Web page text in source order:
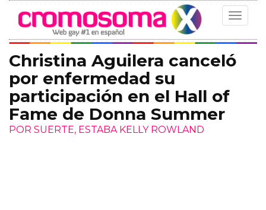
Toggle
Christina Aguilera canceló
por enfermedad su
participación en el Hall of
Fame de Donna Summer
POR SUERTE, ESTABA KELLY ROWLAND